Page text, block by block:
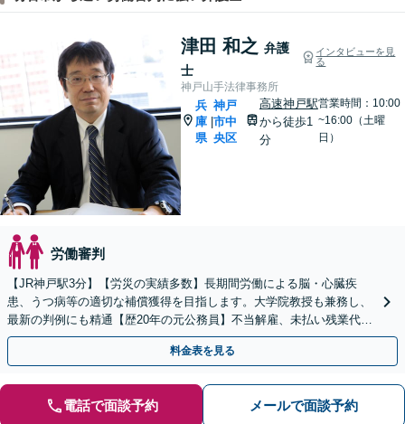
津田 和之 弁護
士
インタビューを見
る
神戸山手法律事務所
兵
庫
県
|
神戸
市中
央区
高速神戸駅
から徒歩1
分
営業時間：10:00
~16:00（土曜
日）
労働審判
【JR神戸駅3分】【労災の実績多数】長期間労働による脳・心臓疾
患、うつ病等の適切な補償獲得を目指します。大学院教授も兼務し、
最新の判例にも精通【歴20年の元公務員】不当解雇、未払い残業代
等、労働者の立場から親身にサポート【初回相談無料】
料金表を見る
電話で面談予約 メールで面談予約